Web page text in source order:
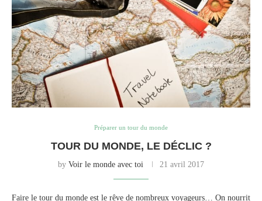
Préparer un tour du monde
TOUR DU MONDE, LE DÉCLIC ?
by Voir le monde avec toi 21 avril 2017
Faire le tour du monde est le rêve de nombreux voyageurs… On nourrit